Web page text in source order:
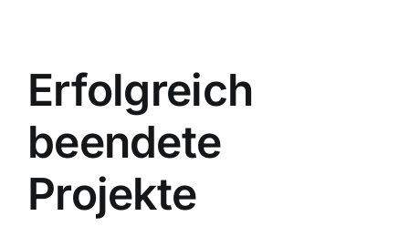
Erfolgreich
beendete
Projekte